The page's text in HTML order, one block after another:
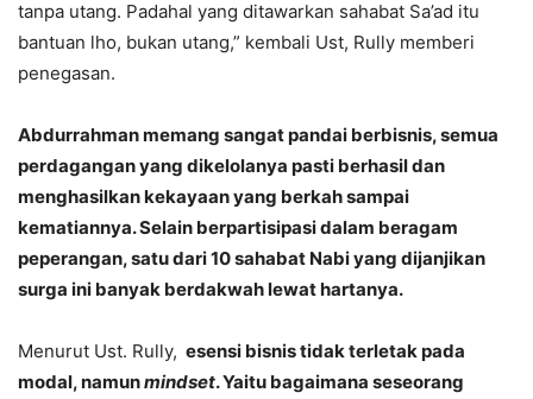
tanpa utang. Padahal yang ditawarkan sahabat Sa’ad itu
bantuan lho, bukan utang,” kembali Ust, Rully memberi
penegasan.
Abdurrahman memang sangat pandai berbisnis, semua
perdagangan yang dikelolanya pasti berhasil dan
menghasilkan kekayaan yang berkah sampai
kematiannya. Selain berpartisipasi dalam beragam
peperangan, satu dari 10 sahabat Nabi yang dijanjikan
surga ini banyak berdakwah lewat hartanya.
Menurut Ust. Rully, esensi bisnis tidak terletak pada
modal, namunmindset. Yaitu bagaimana seseorang